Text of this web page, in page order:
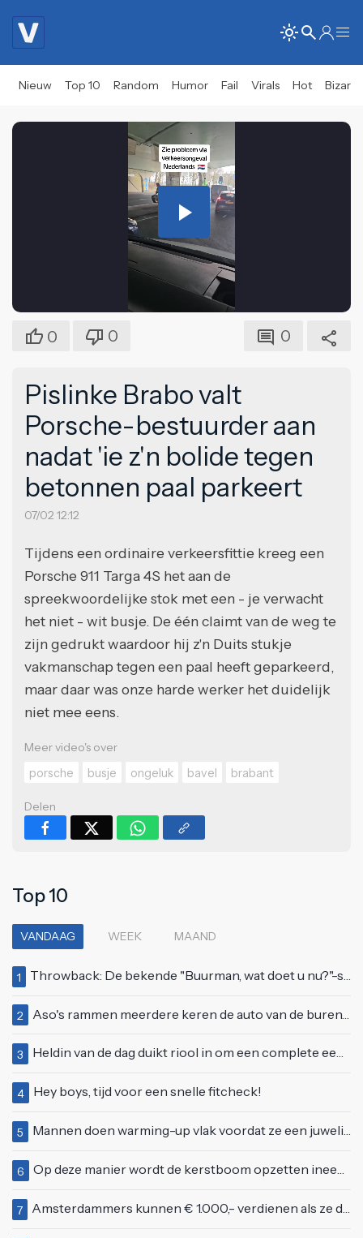
Nieuw Top 10 Random Humor Fail Virals Hot Bizar
Play
Video
0 0 0
Pislinke Brabo valt
Porsche-bestuurder aan
nadat 'ie z'n bolide tegen
betonnen paal parkeert
07/02 12:12
Tijdens een ordinaire verkeersfittie kreeg een
Porsche 911 Targa 4S het aan de
spreekwoordelijke stok met een - je verwacht
het niet - wit busje. De één claimt van de weg te
zijn gedrukt waardoor hij z'n Duits stukje
vakmanschap tegen een paal heeft geparkeerd,
maar daar was onze harde werker het duidelijk
niet mee eens.
Meer video's over
porsche
busje ongeluk bavel brabant
Delen
Top 10
VANDAAG WEEK MAAND
1 Throwback: De bekende "Buurman, wat doet u nu?"-scène uit Flodder met Tatjana Šimić
2 Aso's rammen meerdere keren de auto van de buren, maar doen alsof er niets gebeurd is
3 Heldin van de dag duikt riool in om een complete eendenfamilie te redden
4 Hey boys, tijd voor een snelle fitcheck!
5 Mannen doen warming-up vlak voordat ze een juwelierszaak in Rhenen overvallen
6 Op deze manier wordt de kerstboom opzetten ineens een stuk leuker
7 Amsterdammers kunnen € 1.000,- verdienen als ze deze simpele vragen goed beantwoorden